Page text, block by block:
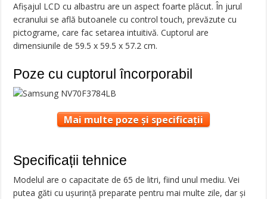
Afișajul LCD cu albastru are un aspect foarte plăcut. În jurul
ecranului se află butoanele cu control touch, prevăzute cu
pictograme, care fac setarea intuitivă. Cuptorul are
dimensiunile de 59.5 x 59.5 x 57.2 cm.
Poze cu cuptorul încorporabil
Mai multe poze și specificații
Specificații tehnice
Modelul are o capacitate de 65 de litri, fiind unul mediu. Vei
putea găti cu ușurință preparate pentru mai multe zile, dar și